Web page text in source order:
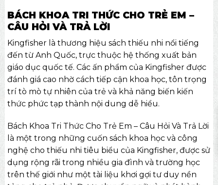
BÁCH KHOA TRI THỨC CHO TRẺ EM –
CÂU HỎI VÀ TRẢ LỜI
Kingfisher là thương hiệu sách thiếu nhi nổi tiếng
đến từ Anh Quốc, trực thuộc hệ thống xuất bản
giáo dục quốc tế. Các ấn phẩm của Kingfisher được
đánh giá cao nhờ cách tiếp cận khoa học, tôn trọng
trí tò mò tự nhiên của trẻ và khả năng biến kiến
thức phức tạp thành nội dung dễ hiểu.
Bách Khoa Tri Thức Cho Trẻ Em – Câu Hỏi Và Trả Lời
là một trong những cuốn sách khoa học và công
nghệ cho thiếu nhi tiêu biểu của Kingfisher, được sử
dụng rộng rãi trong nhiều gia đình và trường học
trên thế giới như một tài liệu khơi gợi tư duy nền